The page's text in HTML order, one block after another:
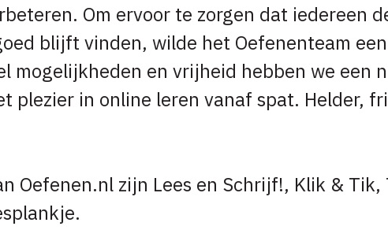
Om ervoor te zorgen dat iedereen
blijft vinden, wilde het Oefenenteam
mogelijkheden en vrijheid hebben we een
plezier in online leren vanaf spat. Helder,
Oefenen.nl zijn Lees en Schrijf!, Klik & Tik,